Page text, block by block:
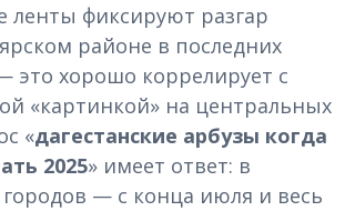
ленты фиксируют разгар
районе в последних
это хорошо коррелирует с
«картинкой» на центральных
«дагестанские арбузы когда
2025» имеет ответ: в
— с конца июля и весь